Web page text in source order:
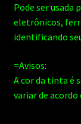
Pode ser usada
eletrônicos,
identificando
=Avisos:
A cor da tinta é
variar de acordo